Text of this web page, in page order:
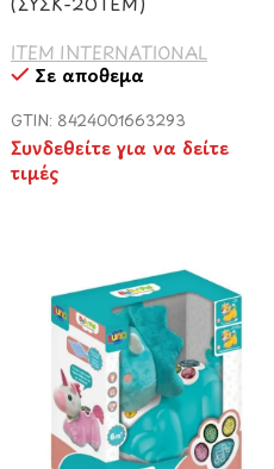
ITEM INTERNATIONAL
Σε απόθεμα
GTIN: 8424001663293
Συνδεθείτε για να δείτε
τιμές